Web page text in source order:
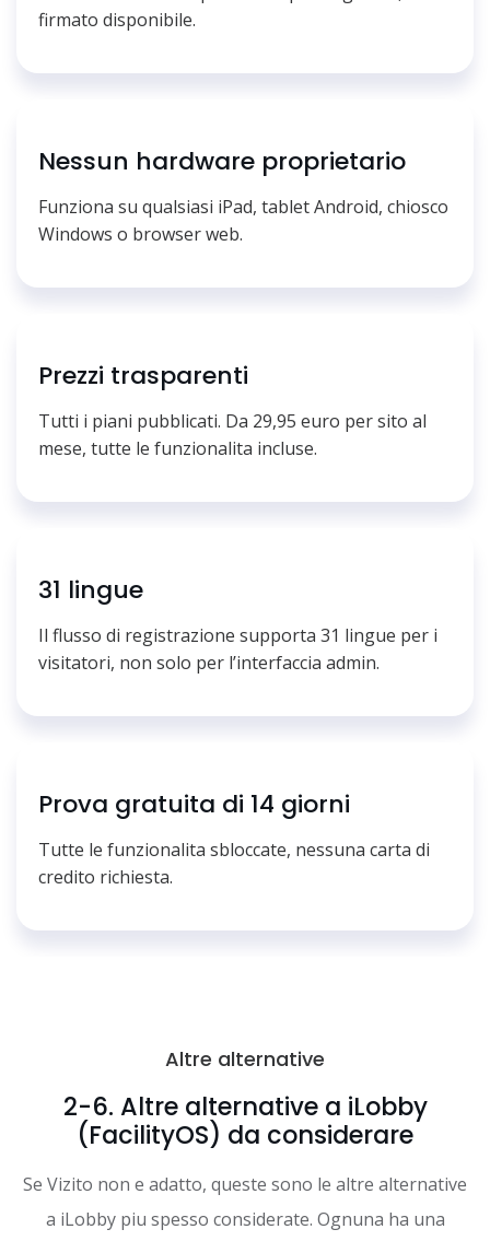
firmato disponibile.
Nessun hardware proprietario
Funziona su qualsiasi iPad, tablet Android, chiosco
Windows o browser web.
Prezzi trasparenti
Tutti i piani pubblicati. Da 29,95 euro per sito al
mese, tutte le funzionalita incluse.
31 lingue
Il flusso di registrazione supporta 31 lingue per i
visitatori, non solo per l’interfaccia admin.
Prova gratuita di 14 giorni
Tutte le funzionalita sbloccate, nessuna carta di
credito richiesta.
Altre alternative
2-6. Altre alternative a iLobby
(FacilityOS) da considerare
Se Vizito non e adatto, queste sono le altre alternative
a iLobby piu spesso considerate. Ognuna ha una